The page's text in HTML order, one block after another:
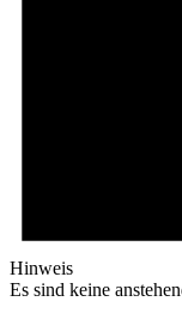
Hinweis
Es sind keine